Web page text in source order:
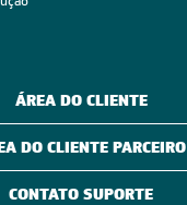
ÁREA DO CLIENTE
DO CLIENTE PARCEIRO
CONTATO SUPORTE